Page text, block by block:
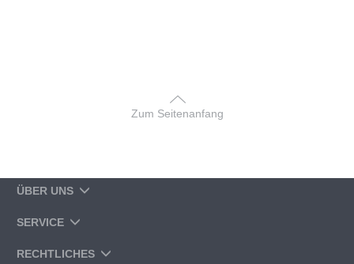
Zum Seitenanfang
ÜBER UNS
SERVICE
RECHTLICHES